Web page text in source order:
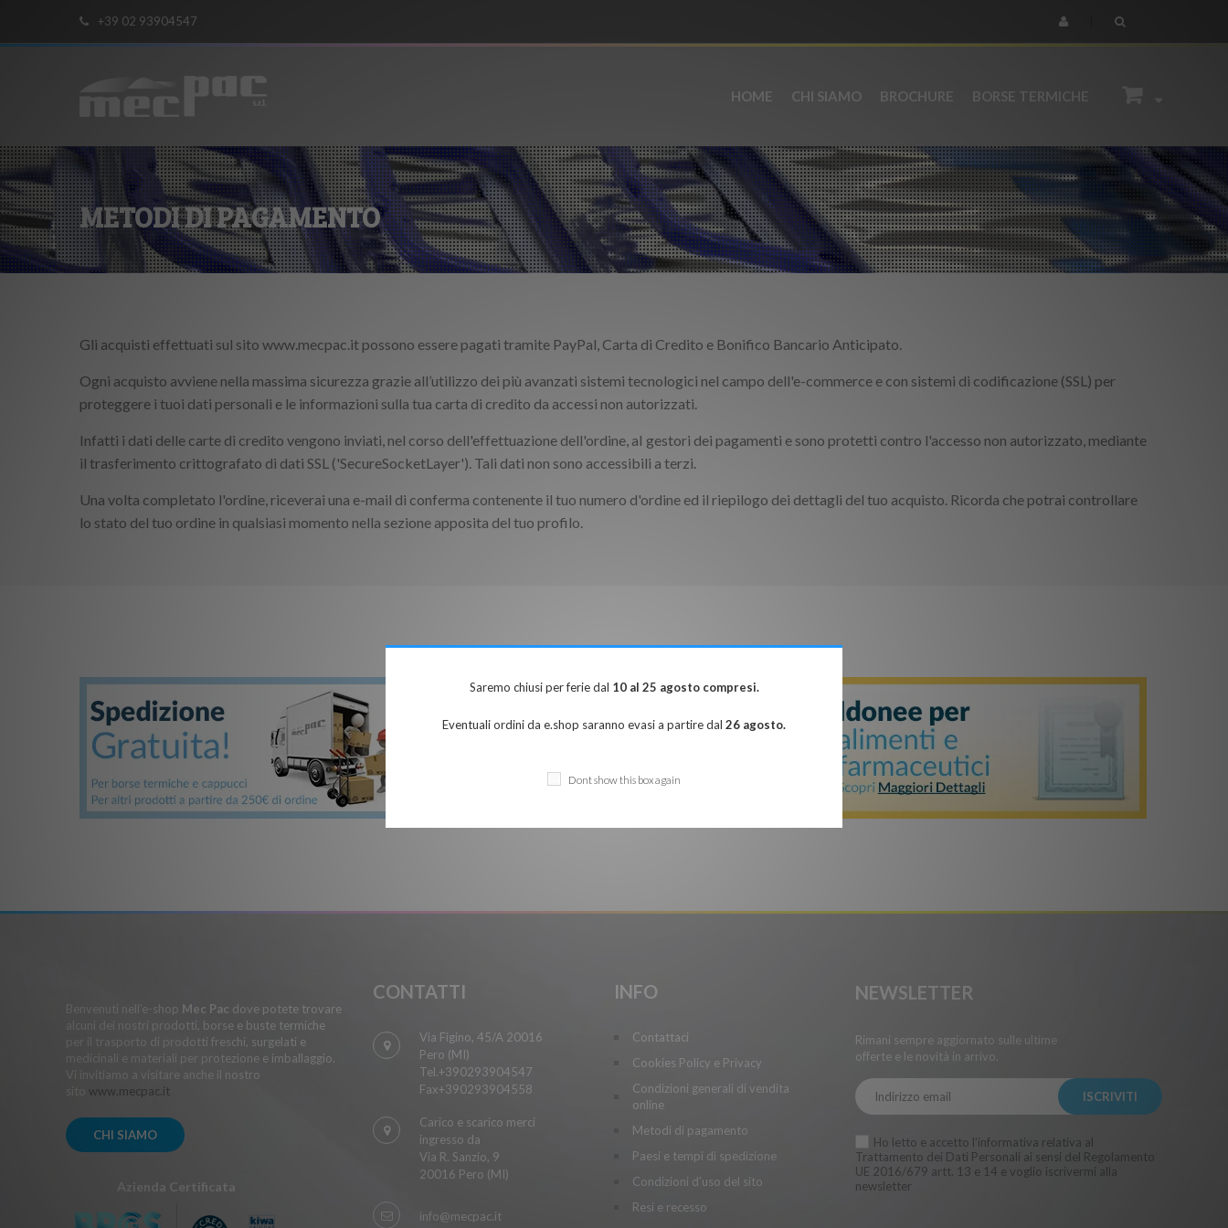
+39 02 93904547
HOME CHI SIAMO BROCHURE BORSE TERMICHE
METODI DI PAGAMENTO
Gli acquisti effettuati sul sito www.mecpac.it possono essere pagati tramite PayPal, Carta di Credito e Bonifico Bancario Anticipato.
Ogni acquisto avviene nella massima sicurezza grazie all’utilizzo dei più avanzati sistemi tecnologici nel campo dell'e-commerce e con sistemi di codificazione (SSL) per
proteggere i tuoi dati personali e le informazioni sulla tua carta di credito da accessi non autorizzati.
Infatti i dati delle carte di credito vengono inviati, nel corso dell'effettuazione dell'ordine, aI gestori dei pagamenti e sono protetti contro l'accesso non autorizzato, mediante
il trasferimento crittografato di dati SSL ('SecureSocketLayer'). Tali dati non sono accessibili a terzi.
Una volta completato l'ordine, riceverai una e-mail di conferma contenente il tuo numero d'ordine ed il riepilogo dei dettagli del tuo acquisto. Ricorda che potrai controllare
lo stato del tuo ordine in qualsiasi momento nella sezione apposita del tuo profilo.
Benvenuti nell’e-shop Mec Pac dove potete trovare
alcuni dei nostri prodotti, borse e buste termiche
per il trasporto di prodotti freschi, surgelati e
medicinali e materiali per protezione e imballaggio.
Vi invitiamo a visitare anche il nostro
www.mecpac.it
CHI SIAMO
Azienda Certificata
CONTATTI
Via Figino, 45/A 20016
Pero (MI)
Tel.+390293904547
Fax+390293904558
Carico e scarico merci
ingresso da
Via R. Sanzio, 9
20016 Pero (MI)
info@mecpac.it
INFO
Contattaci
Cookies Policy e Privacy
Condizioni generali di vendita
online
Metodi di pagamento
Paesi e tempi di spedizione
Condizioni d'uso del sito
Resi e recesso
NEWSLETTER
Rimani sempre aggiornato sulle ultime
offerte e le novità in arrivo.
ISCRIVITI
Ho letto e accetto l’informativa relativa al
Trattamento dei Dati Personali ai sensi del Regolamento
UE 2016/679 artt. 13 e 14 e voglio iscrivermi alla
newsletter
Saremo chiusi per ferie dal 10 al 25 agosto compresi.
Eventuali ordini da e.shop saranno evasi a partire dal 26 agosto.
Dont show this box again